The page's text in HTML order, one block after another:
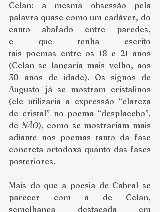
Celan: a mesma obsessão pela
palavra quase como um cadáver, do
canto abafado entre paredes,
e que tenha escrito
tais poemas entre os 18 e 21 anos
(Celan se lançaria mais velho, aos
30 anos de idade). Os signos de
Augusto já se mostram cristalinos
(ele utilizaria a expressão “clareza
de cristal” no poema “desplacebo”,
de NÃO), como se mostrariam mais
adiante nos poemas tanto da fase
concreta ortodoxa quanto das fases
posteriores.
Mais do que a poesia de Cabral se
parecer com a de Celan,
semelhança destacada em